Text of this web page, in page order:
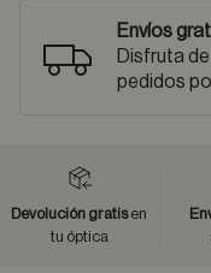
Envíos
Disfruta
pedidos
Devolución gratisen
tu óptica